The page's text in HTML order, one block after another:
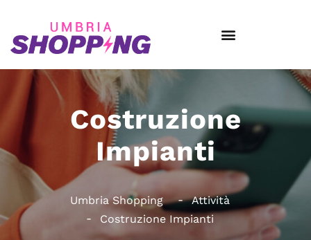
Costruzione
Impianti
Umbria Shopping
Attività
Costruzione Impianti